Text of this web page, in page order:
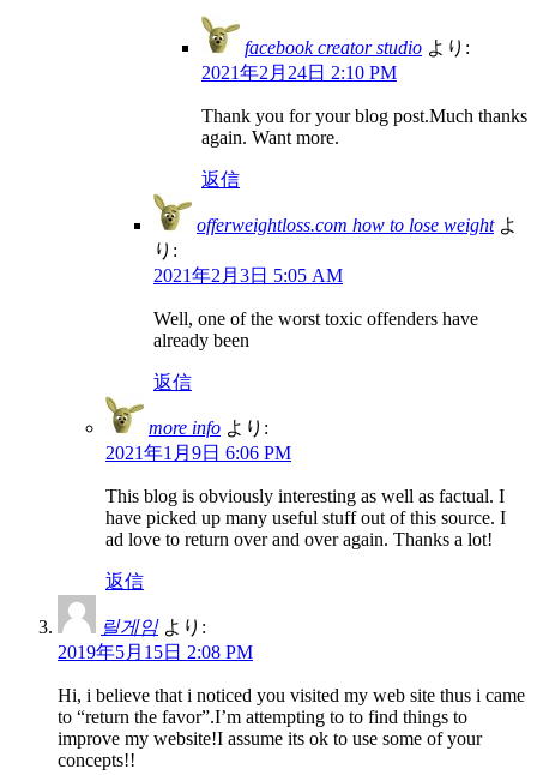
facebook creator studio より:
2021年2月24日 2:10 PM
Thank you for your blog post.Much thanks
again. Want more.
返信
offerweightloss.com how to lose weight よ
り:
2021年2月3日 5:05 AM
Well, one of the worst toxic offenders have
already been
返信
more info より:
2021年1月9日 6:06 PM
This blog is obviously interesting as well as factual. I
have picked up many useful stuff out of this source. I
ad love to return over and over again. Thanks a lot!
返信
릴게임 より:
2019年5月15日 2:08 PM
Hi, i believe that i noticed you visited my web site thus i came
to “return the favor”.I’m attempting to to find things to
improve my website!I assume its ok to use some of your
concepts!!